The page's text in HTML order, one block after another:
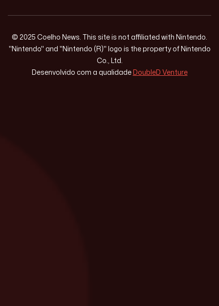
© 2025 Coelho News. This site is not affiliated with Nintendo.
"Nintendo" and "Nintendo (R)" logo is the property of Nintendo
Co., Ltd.
Desenvolvido com a qualidadeDoubleD Venture